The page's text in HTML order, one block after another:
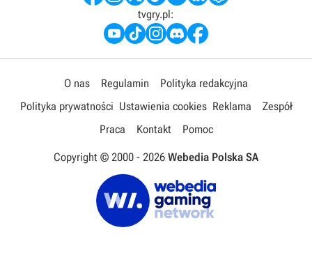
tvgry.pl:
O nas Regulamin
Polityka redakcyjna
Polityka prywatności Ustawienia cookies Reklama
Zespół
Praca
Kontakt Pomoc
Copyright © 2000 - 2026 Webedia Polska SA